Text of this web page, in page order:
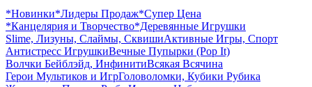
*Новинки*Лидеры Продаж*Супер Цена
*Канцелярия и Творчество*Деревянные Игрушки
Slime, Лизуны, Слаймы, СквишиАктивные Игры, Спорт
Антистресс ИгрушкиВечные Пупырки (Pop It)
Волчки Бейблэйд, ИнфинитиВсякая Всячина
Герои Мультиков и ИгрГоловоломки, Кубики Рубика